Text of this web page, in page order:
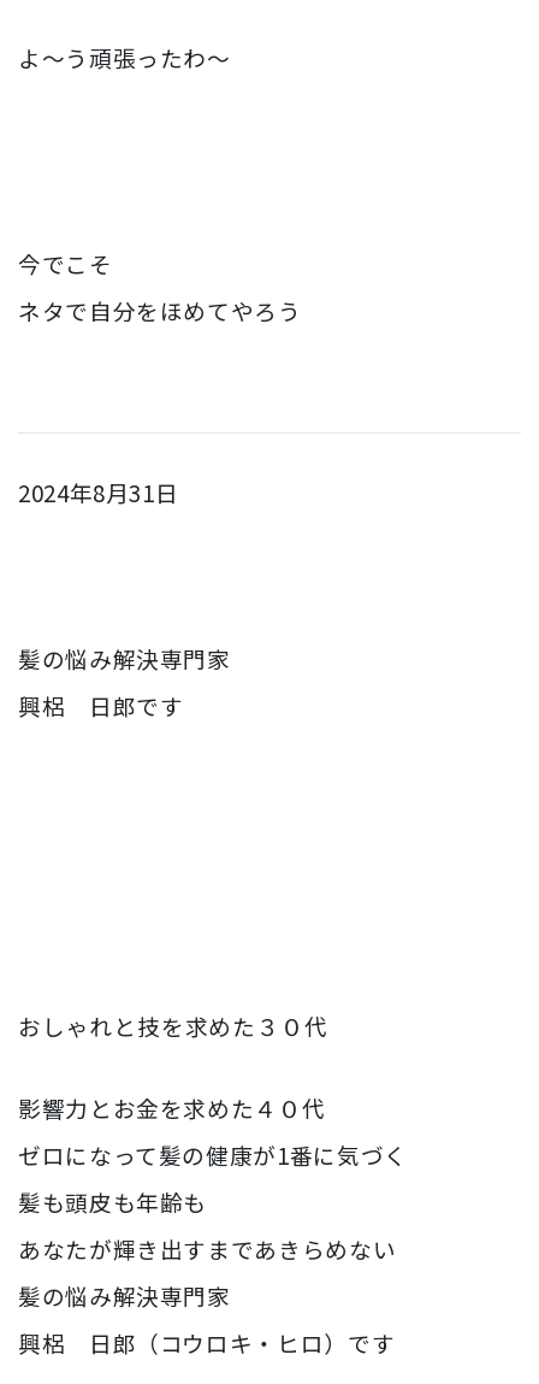
よ〜う頑張ったわ〜
今でこそ
ネタで自分をほめてやろう
2024年8月31日
髪の悩み解決専門家
興梠 日郎です
おしゃれと技を求めた３０代
影響力とお金を求めた４０代
ゼロになって髪の健康が1番に気づく
髪も頭皮も年齢も
あなたが輝き出すまであきらめない
髪の悩み解決専門家
興梠 日郎（コウロキ・ヒロ）です